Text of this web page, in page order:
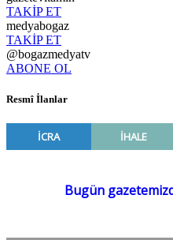
TAKİP ET
medyabogaz
TAKİP ET
@bogazmedyatv
ABONE OL
Resmî İlanlar